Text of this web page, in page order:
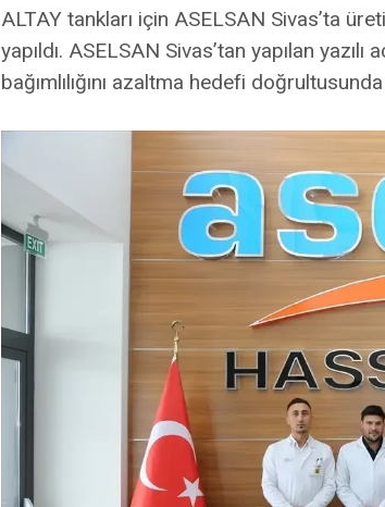
ALTAY tankları için ASELSAN Sivas’ta
yapıldı. ASELSAN Sivas’tan yapılan
bağımlılığını azaltma hedefi